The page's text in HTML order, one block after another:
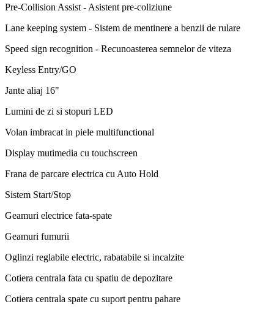
Pre-Collision Assist - Asistent pre-coliziune
Lane keeping system - Sistem de mentinere a benzii de rulare
Speed sign recognition - Recunoasterea semnelor de viteza
Keyless Entry/GO
Jante aliaj 16"
Lumini de zi si stopuri LED
Volan imbracat in piele multifunctional
Display mutimedia cu touchscreen
Frana de parcare electrica cu Auto Hold
Sistem Start/Stop
Geamuri electrice fata-spate
Geamuri fumurii
Oglinzi reglabile electric, rabatabile si incalzite
Cotiera centrala fata cu spatiu de depozitare
Cotiera centrala spate cu suport pentru pahare